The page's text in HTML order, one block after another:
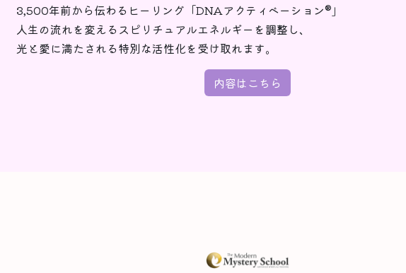
3,500年前から伝わるヒーリング「DNAアクティベーション®︎」
人生の流れを変えるスピリチュアルエネルギーを調整し、
光と愛に満たされる特別な活性化を受け取れます。
内容はこちら